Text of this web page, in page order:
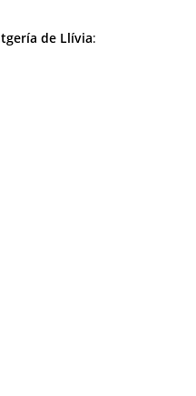
de Llívia: